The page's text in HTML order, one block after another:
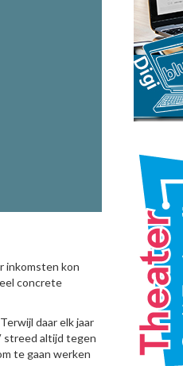
inkomsten kon
concrete
daar elk jaar
streed altijd tegen
te gaan werken